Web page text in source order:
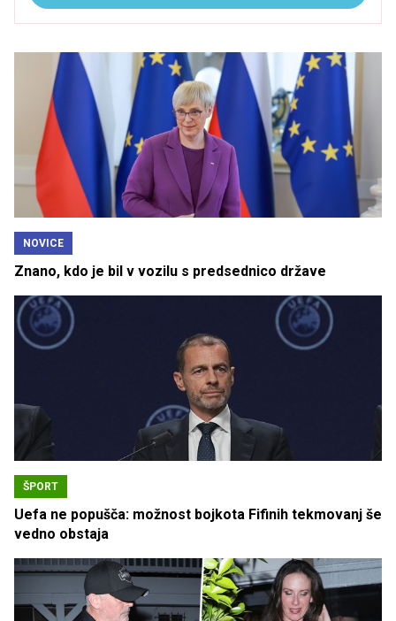
NOVICE
Znano, kdo je bil v vozilu s predsednico države
ŠPORT
Uefa ne popušča: možnost bojkota Fifinih tekmovanj še
vedno obstaja